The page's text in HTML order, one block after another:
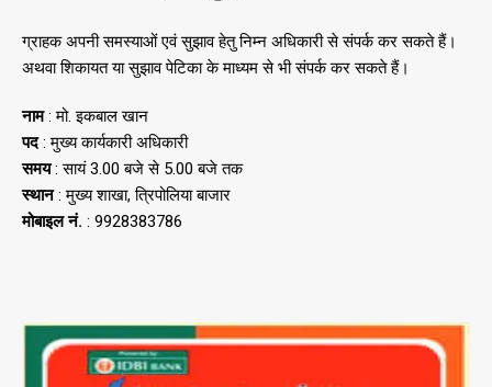
ग्राहक अपनी समस्याओं एवं सुझाव हेतु निम्न अधिकारी से संपर्क कर सकते हैं।
अथवा शिकायत या सुझाव पेटिका के माध्यम से भी संपर्क कर सकते हैं।
नाम: मो. इकबाल खान
पद: मुख्य कार्यकारी अधिकारी
समय: सायं 3.00 बजे से 5.00 बजे तक
स्थान: मुख्य शाखा, त्रिपोलिया बाजार
मोबाइल नं. : 9928383786